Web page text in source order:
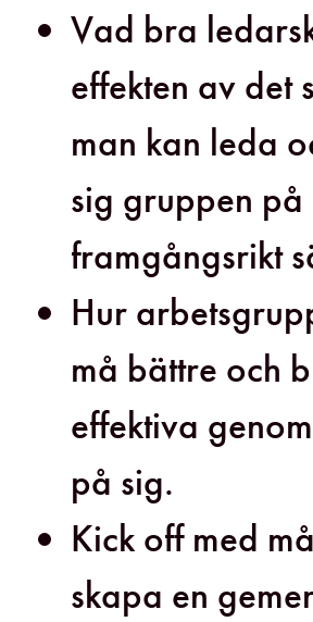
Vad bra
effekten av det
man kan leda
sig gruppen på
framgångsrikt
Hur
må bättre och
effektiva
på sig.
Kick off med
skapa en